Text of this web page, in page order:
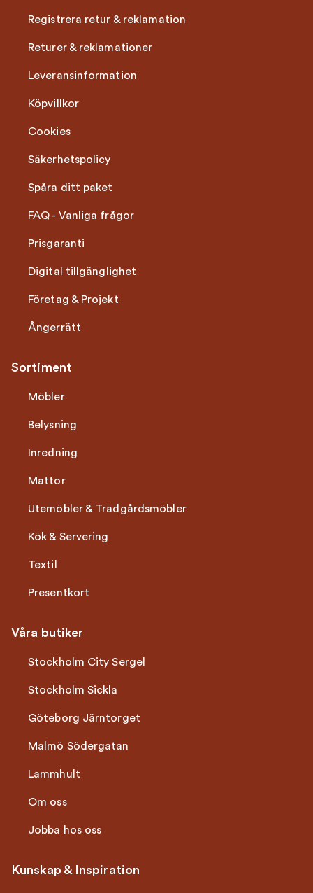
Registrera retur & reklamation
Returer & reklamationer
Leveransinformation
Köpvillkor
Cookies
Säkerhetspolicy
Spåra ditt paket
FAQ - Vanliga frågor
Prisgaranti
Digital tillgänglighet
Företag & Projekt
Ångerrätt
Sortiment
Möbler
Belysning
Inredning
Mattor
Utemöbler & Trädgårdsmöbler
Kök & Servering
Textil
Presentkort
Våra butiker
Stockholm City Sergel
Stockholm Sickla
Göteborg Järntorget
Malmö Södergatan
Lammhult
Om oss
Jobba hos oss
Kunskap & Inspiration